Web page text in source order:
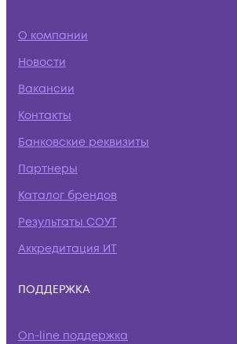
О компании
Новости
Вакансии
Контакты
Банковские реквизиты
Партнеры
Каталог брендов
Результаты СОУТ
Аккредитация ИТ
ПОДДЕРЖКА
On-line поддержка